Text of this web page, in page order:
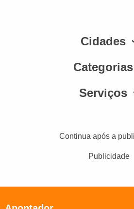
Cidades
Categorias
Serviços
Continua após a
Publicidade